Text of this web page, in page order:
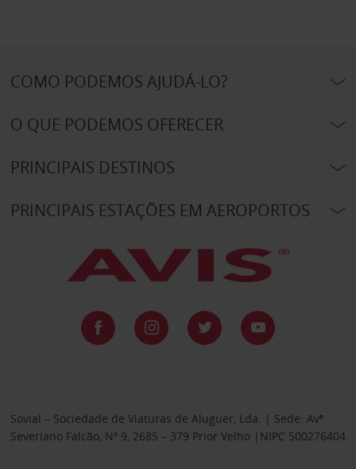
COMO PODEMOS AJUDÁ-LO?
O QUE PODEMOS OFERECER
PRINCIPAIS DESTINOS
PRINCIPAIS ESTAÇÕES EM AEROPORTOS
Sovial – Sociedade de Viaturas de Aluguer, Lda. | Sede: Avª
Severiano Falcão, Nº 9, 2685 – 379 Prior Velho |NIPC 500276404